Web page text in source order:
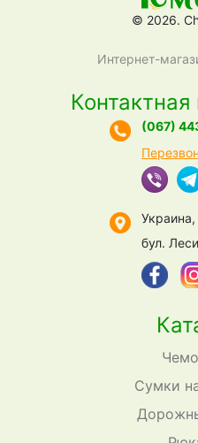
© 2026.
Интернет-
Сумки
(067)
Украина,
бул.